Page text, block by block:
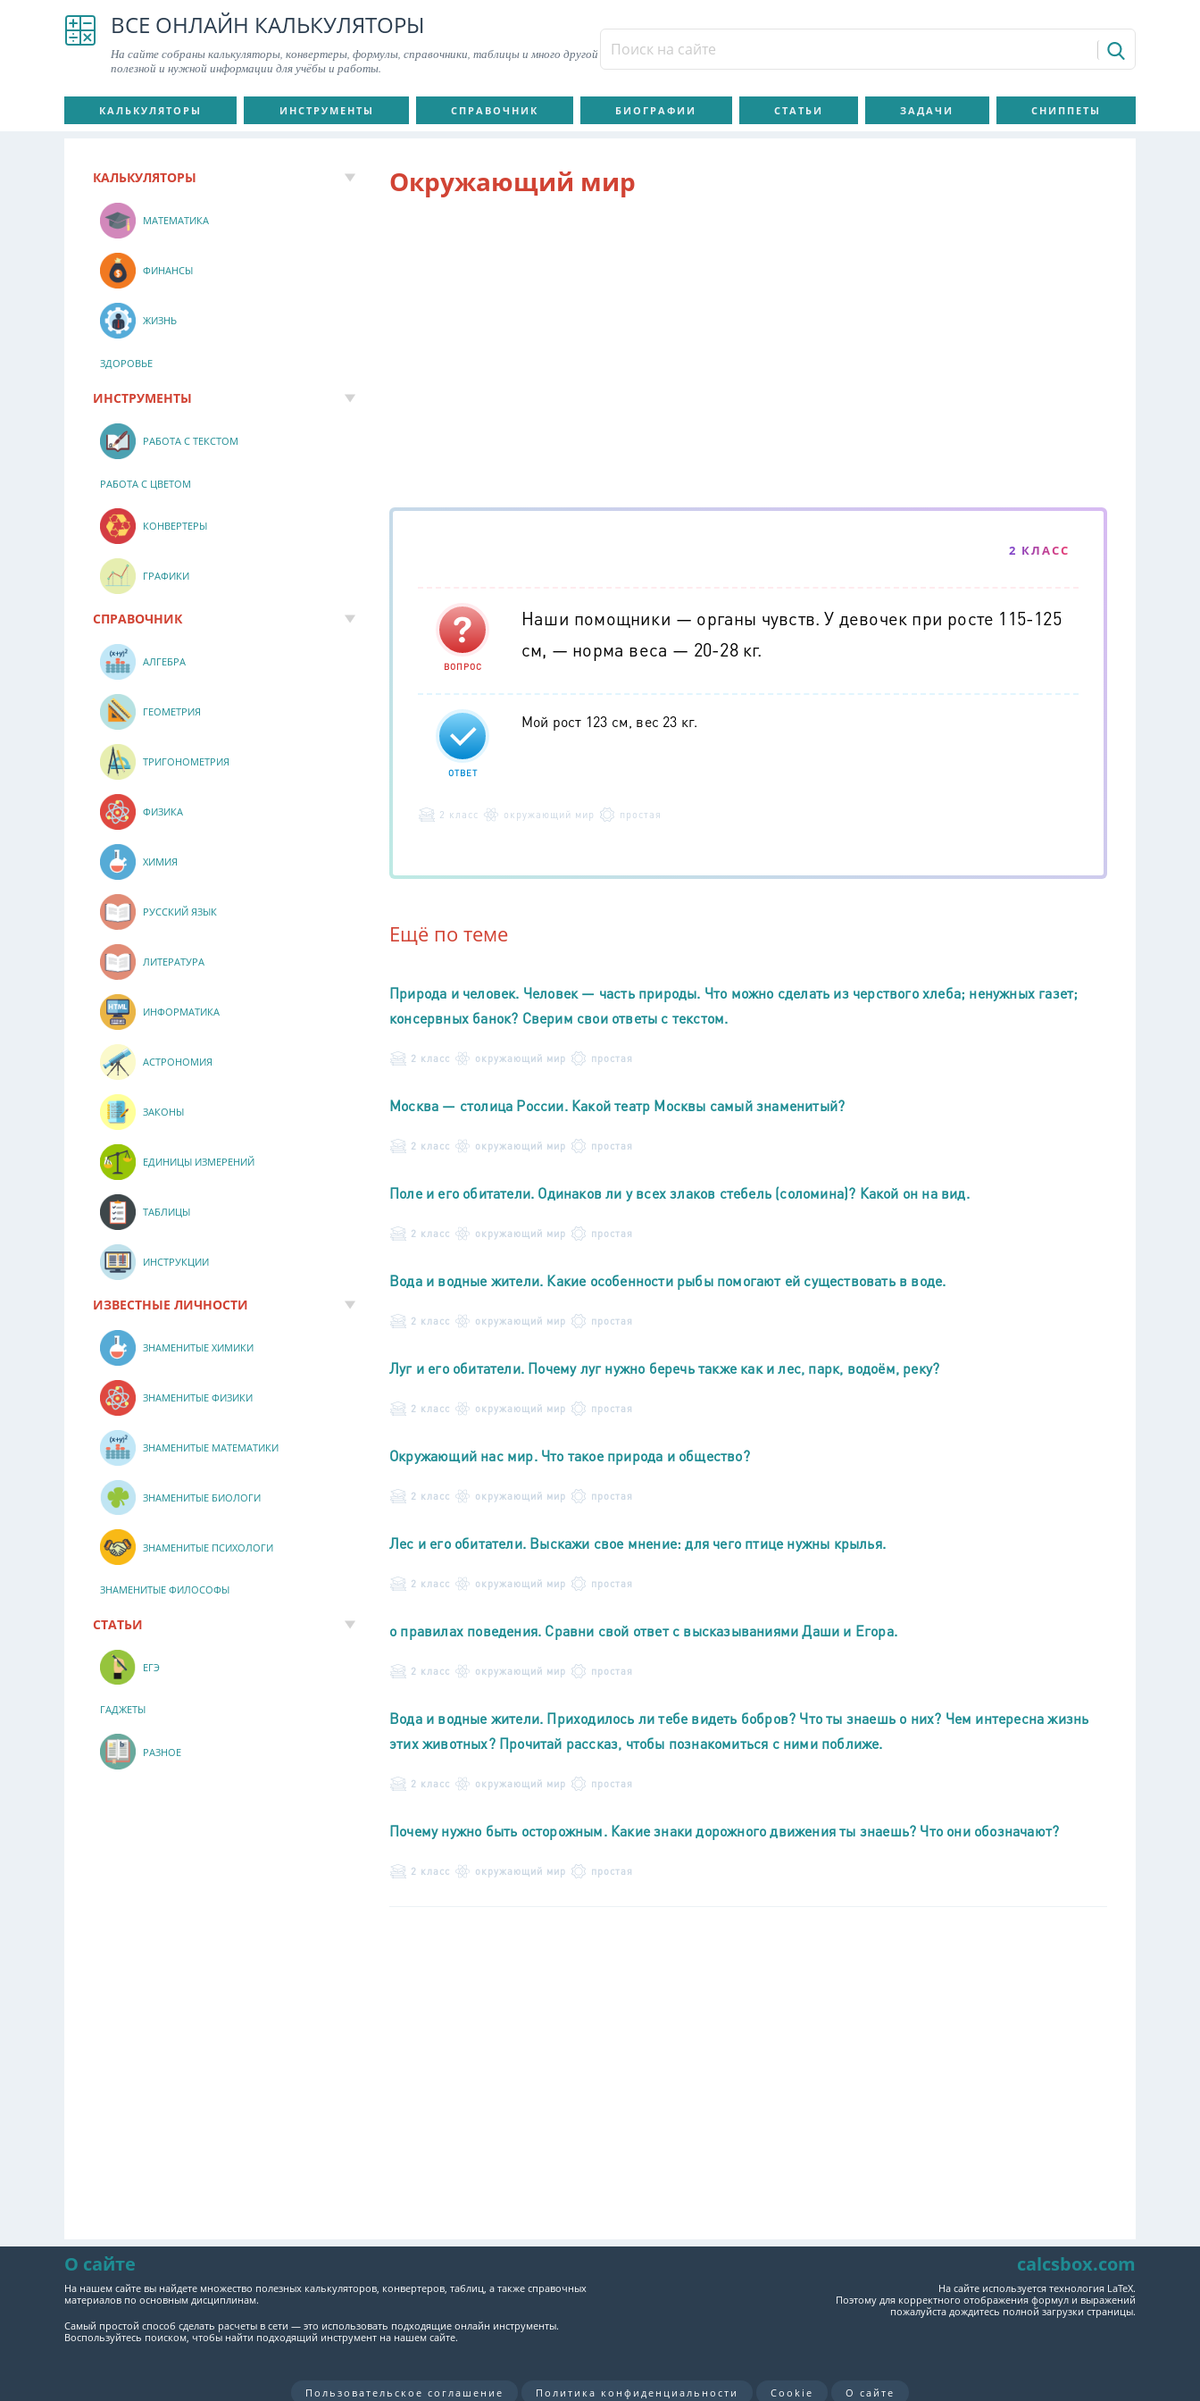
ВСЕ ОНЛАЙН КАЛЬКУЛЯТОРЫ
На сайте собраны калькуляторы, конвертеры, формулы, справочники, таблицы и много другой
полезной и нужной информации для учёбы и работы.
КАЛЬКУЛЯТОРЫ ИНСТРУМЕНТЫ СПРАВОЧНИК БИОГРАФИИ СТАТЬИ ЗАДАЧИ СНИППЕТЫ
Окружающий мир
2 КЛАСС
ВОПРОС
Наши помощники — органы чувств. У девочек при росте 115-125
см, — норма веса — 20-28 кг.
ОТВЕТ
Мой рост 123 см, вес 23 кг.
2 класс окружающий мир простая
Ещё по теме
Природа и человек. Человек — часть природы. Что можно сделать из черствого хлеба; ненужных газет;
консервных банок? Сверим свои ответы с текстом.
2 класс окружающий мир простая
Москва — столица России. Какой театр Москвы самый знаменитый?
2 класс окружающий мир простая
Поле и его обитатели. Одинаков ли у всех злаков стебель (соломина)? Какой он на вид.
2 класс окружающий мир простая
Вода и водные жители. Какие особенности рыбы помогают ей существовать в воде.
2 класс окружающий мир простая
Луг и его обитатели. Почему луг нужно беречь также как и лес, парк, водоём, реку?
2 класс окружающий мир простая
Окружающий нас мир. Что такое природа и общество?
2 класс окружающий мир простая
Лес и его обитатели. Выскажи свое мнение: для чего птице нужны крылья.
2 класс окружающий мир простая
о правилах поведения. Сравни свой ответ с высказываниями Даши и Егора.
2 класс окружающий мир простая
Вода и водные жители. Приходилось ли тебе видеть бобров? Что ты знаешь о них? Чем интересна жизнь
этих животных? Прочитай рассказ, чтобы познакомиться с ними поближе.
2 класс окружающий мир простая
Почему нужно быть осторожным. Какие знаки дорожного движения ты знаешь? Что они обозначают?
2 класс окружающий мир простая
КАЛЬКУЛЯТОРЫ
МАТЕМАТИКА
ФИНАНСЫ
ЖИЗНЬ
ЗДОРОВЬЕ
ИНСТРУМЕНТЫ
РАБОТА С ТЕКСТОМ
РАБОТА С ЦВЕТОМ
КОНВЕРТЕРЫ
ГРАФИКИ
СПРАВОЧНИК
АЛГЕБРА
ГЕОМЕТРИЯ
ТРИГОНОМЕТРИЯ
ФИЗИКА
ХИМИЯ
РУССКИЙ ЯЗЫК
ЛИТЕРАТУРА
ИНФОРМАТИКА
АСТРОНОМИЯ
ЗАКОНЫ
ЕДИНИЦЫ ИЗМЕРЕНИЙ
ТАБЛИЦЫ
ИНСТРУКЦИИ
ИЗВЕСТНЫЕ ЛИЧНОСТИ
ЗНАМЕНИТЫЕ ХИМИКИ
ЗНАМЕНИТЫЕ ФИЗИКИ
ЗНАМЕНИТЫЕ МАТЕМАТИКИ
ЗНАМЕНИТЫЕ БИОЛОГИ
ЗНАМЕНИТЫЕ ПСИХОЛОГИ
ЗНАМЕНИТЫЕ ФИЛОСОФЫ
СТАТЬИ
ЕГЭ
ГАДЖЕТЫ
РАЗНОЕ
О сайте
На нашем сайте вы найдете множество полезных калькуляторов, конвертеров, таблиц, а также справочных
материалов по основным дисциплинам.
Самый простой способ сделать расчеты в сети — это использовать подходящие онлайн инструменты.
Воспользуйтесь поиском, чтобы найти подходящий инструмент на нашем сайте.
calcsbox.com
На сайте используется технология LaTeX.
Поэтому для корректного отображения формул и выражений
пожалуйста дождитесь полной загрузки страницы.
Пользовательское соглашение Политика конфиденциальности Cookie О сайте